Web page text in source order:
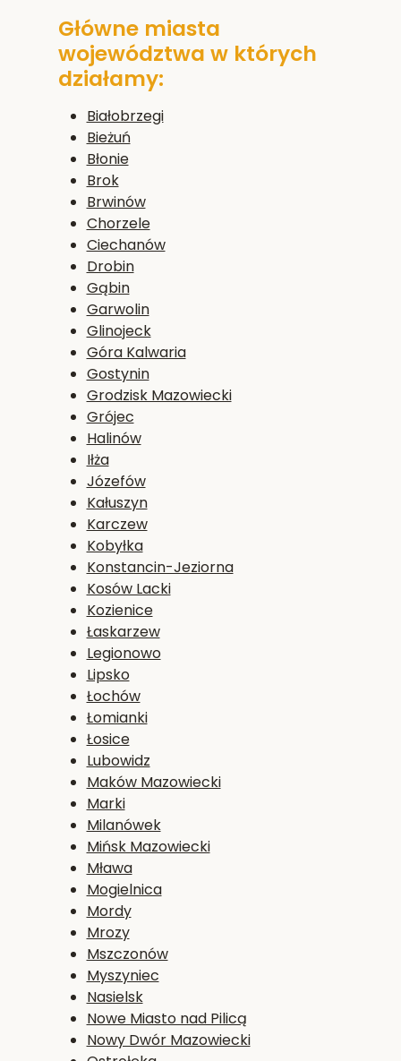
Główne miasta
województwa w których
działamy:
Białobrzegi
Bieżuń
Błonie
Brok
Brwinów
Chorzele
Ciechanów
Drobin
Gąbin
Garwolin
Glinojeck
Góra Kalwaria
Gostynin
Grodzisk Mazowiecki
Grójec
Halinów
Iłża
Józefów
Kałuszyn
Karczew
Kobyłka
Konstancin-Jeziorna
Kosów Lacki
Kozienice
Łaskarzew
Legionowo
Lipsko
Łochów
Łomianki
Łosice
Lubowidz
Maków Mazowiecki
Marki
Milanówek
Mińsk Mazowiecki
Mława
Mogielnica
Mordy
Mrozy
Mszczonów
Myszyniec
Nasielsk
Nowe Miasto nad Pilicą
Nowy Dwór Mazowiecki